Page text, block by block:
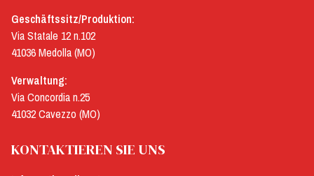
Geschäftssitz/Produktion:
Via Statale 12 n.102
41036 Medolla (MO)
Verwaltung:
Via Concordia n.25
41032 Cavezzo (MO)
KONTAKTIEREN SIE UNS